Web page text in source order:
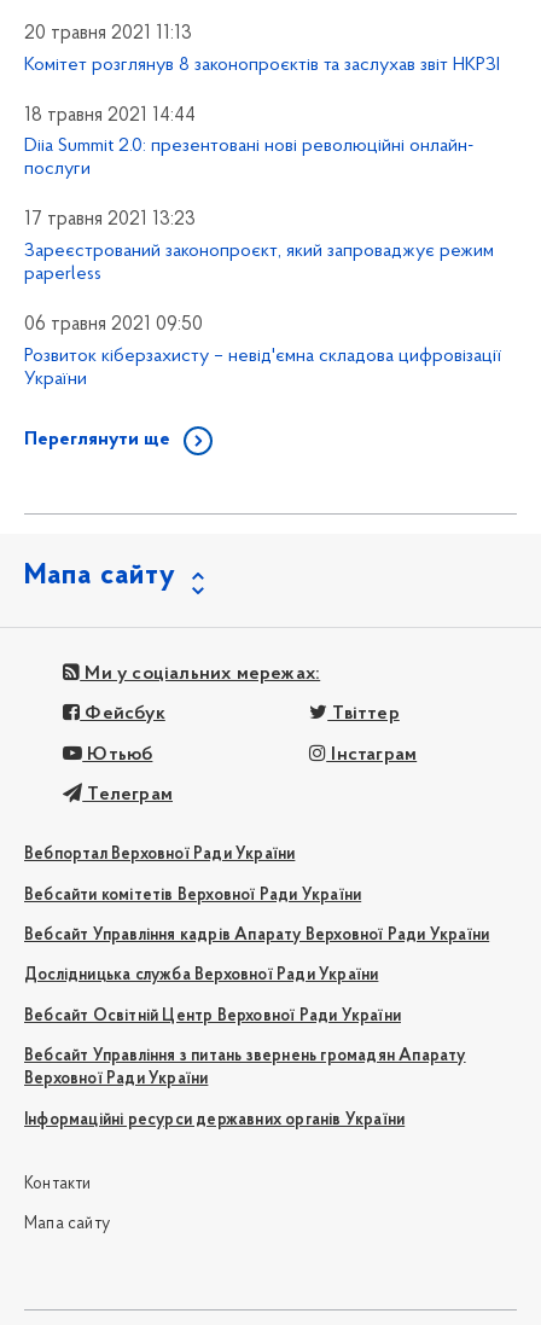
20 травня 2021 11:13
Комітет розглянув 8 законопроєктів та заслухав звіт НКРЗІ
18 травня 2021 14:44
Diia Summit 2.0: презентовані нові революційні онлайн-
послуги
17 травня 2021 13:23
Зареєстрований законопроєкт, який запроваджує режим
paperless
06 травня 2021 09:50
Розвиток кіберзахисту – невід'ємна складова цифровізації
України
Переглянути ще
Мапа сайту
Ми у соціальних мережах:
Фейсбук Твіттер
Ютьюб Інстаграм
Телеграм
Вебпортал Верховної Ради України
Вебсайти комітетів Верховної Ради України
Вебсайт Управління кадрів Апарату Верховної Ради України
Дослідницька служба Верховної Ради України
Вебсайт Освітній Центр Верховної Ради України
Вебсайт Управління з питань звернень громадян Апарату
Верховної Ради України
Інформаційні ресурси державних органів України
Контакти
Мапа сайту